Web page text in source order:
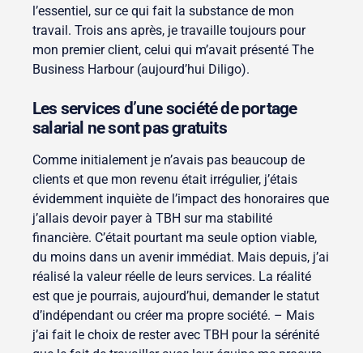
l’essentiel, sur ce qui fait la substance de mon
travail. Trois ans après, je travaille toujours pour
mon premier client, celui qui m’avait présenté The
Business Harbour (aujourd’hui Diligo).
Les services d’une société de portage
salarial ne sont pas gratuits
Comme initialement je n’avais pas beaucoup de
clients et que mon revenu était irrégulier, j’étais
évidemment inquiète de l’impact des honoraires que
j’allais devoir payer à TBH sur ma stabilité
financière. C’était pourtant ma seule option viable,
du moins dans un avenir immédiat. Mais depuis, j’ai
réalisé la valeur réelle de leurs services. La réalité
est que je pourrais, aujourd’hui, demander le statut
d’indépendant ou créer ma propre société. – Mais
j’ai fait le choix de rester avec TBH pour la sérénité